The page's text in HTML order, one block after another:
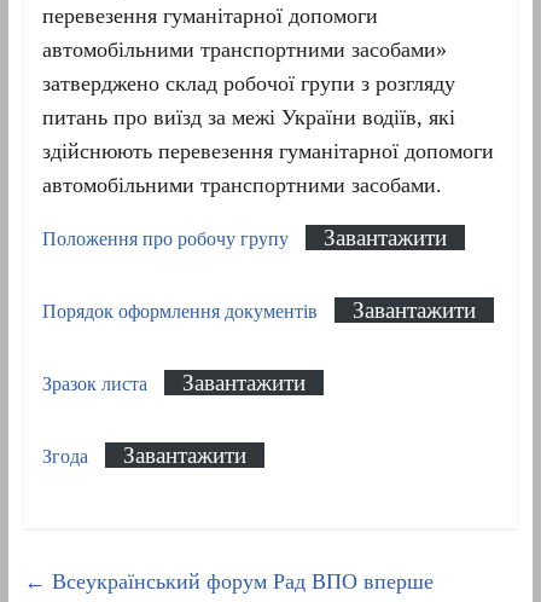
перевезення гуманітарної допомоги
автомобільними транспортними засобами»
затверджено склад робочої групи з розгляду
питань про виїзд за межі України водіїв, які
здійснюють перевезення гуманітарної допомоги
автомобільними транспортними засобами.
Положення про робочу групу Завантажити
Порядок оформлення документів Завантажити
Зразок листа Завантажити
Згода Завантажити
← Всеукраїнський форум Рад ВПО вперше